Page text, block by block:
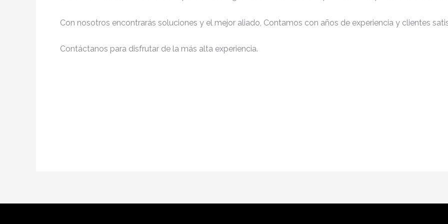
Con nosotros encontrarás soluciones y el mejor aliado, Contamos con años de experiencia y clientes
Contáctanos para disfrutar de la más alta experiencia.